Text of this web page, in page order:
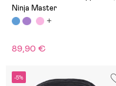
Ninja Master
89,90 €
-5%